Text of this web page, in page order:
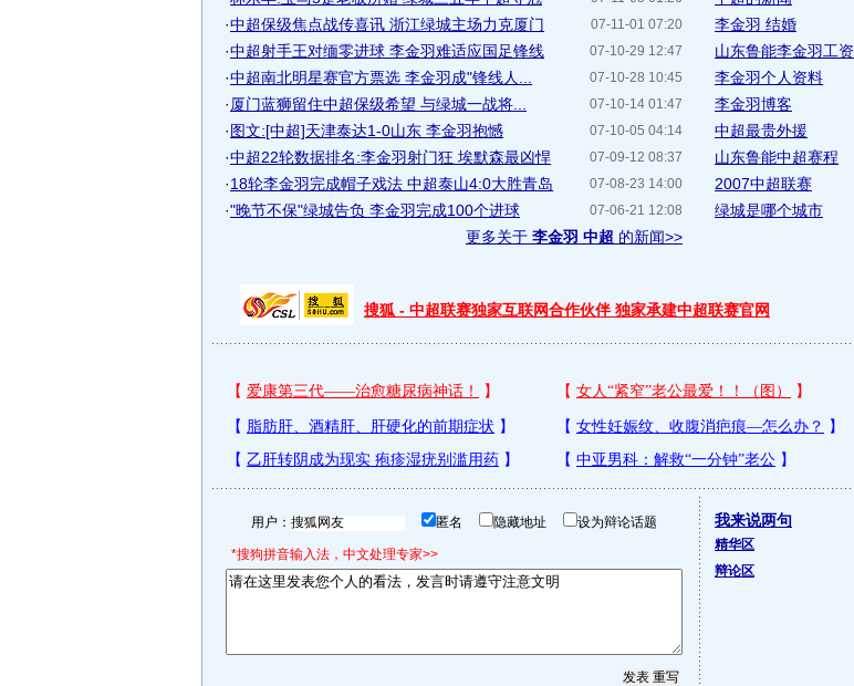
07-11-01 07:20
·中超保级焦点战传喜讯 浙江绿城主场力克厦门
07-10-29 12:47
·中超射手王对缅零进球 李金羽难适应国足锋线
07-10-28 10:45
·中超南北明星赛官方票选 李金羽成"锋线人...
07-10-14 01:47
· 厦门蓝狮留住中超保级希望 与绿城一战将...
07-10-05 04:14
·图文:[中超]天津泰达1-0山东 李金羽抱憾
07-09-12 08:37
·中超22轮数据排名:李金羽射门狂 埃默森最凶悍
07-08-23 14:00
·18轮李金羽完成帽子戏法 中超泰山4:0大胜青岛
07-06-21 12:08
·"晚节不保"绿城告负 李金羽完成100个进球
更多关于 李金羽 中超 的新闻>>
李金羽 结婚
山东鲁能李金羽工资
李金羽个人资料
李金羽博客
中超最贵外援
山东鲁能中超赛程
2007中超联赛
绿城是哪个城市
搜狐 - 中超联赛独家互联网合作伙伴 独家承建中超联赛官网
用户： 匿名 隐藏地址 设为辩论话题
*搜狗拼音输入法，中文处理专家>>
我来说两句
精华区
辩论区